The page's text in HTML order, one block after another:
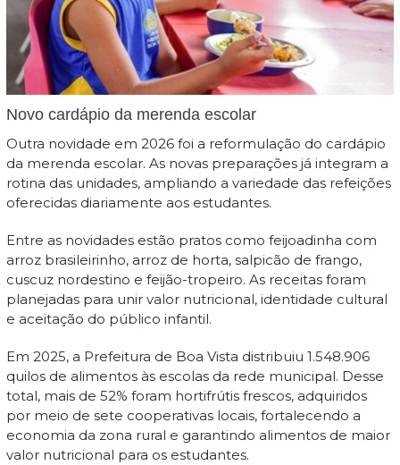
Novo cardápio da merenda escolar
Outra novidade em 2026 foi a reformulação do cardápio
da merenda escolar. As novas preparações já integram a
rotina das unidades, ampliando a variedade das refeições
oferecidas diariamente aos estudantes.
Entre as novidades estão pratos como feijoadinha com
arroz brasileirinho, arroz de horta, salpicão de frango,
cuscuz nordestino e feijão-tropeiro. As receitas foram
planejadas para unir valor nutricional, identidade cultural
e aceitação do público infantil.
Em 2025, a Prefeitura de Boa Vista distribuiu 1.548.906
quilos de alimentos às escolas da rede municipal. Desse
total, mais de 52% foram hortifrútis frescos, adquiridos
por meio de sete cooperativas locais, fortalecendo a
economia da zona rural e garantindo alimentos de maior
valor nutricional para os estudantes.